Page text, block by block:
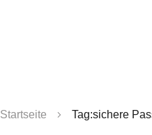
Startseite Tag:sichere